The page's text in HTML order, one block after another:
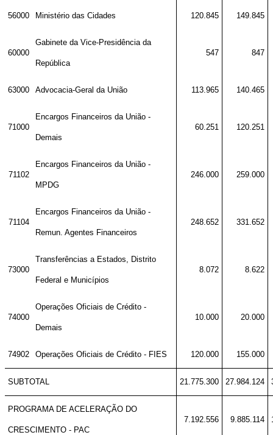
56000 Ministério das Cidades 120.845 149.845
60000
Gabinete da Vice-Presidência da
República
547 847
63000 Advocacia-Geral da União 113.965 140.465
71000
Encargos Financeiros da União -
Demais
60.251 120.251
71102
Encargos Financeiros da União -
MPDG
246.000 259.000
71104
Encargos Financeiros da União -
Remun. Agentes Financeiros
248.652 331.652
73000
Transferências a Estados, Distrito
Federal e Municípios
8.072 8.622
74000
Operações Oficiais de Crédito -
Demais
10.000 20.000
74902 Operações Oficiais de Crédito - FIES 120.000 155.000
SUBTOTAL 21.775.300 27.984.124
PROGRAMA DE ACELERAÇÃO DO
CRESCIMENTO - PAC
7.192.556 9.885.114